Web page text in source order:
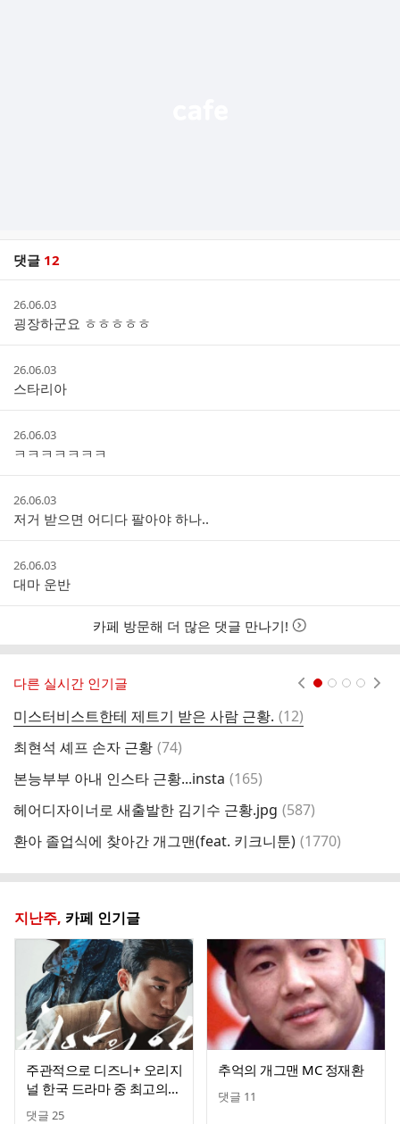
댓글 12
스
작
성
시
간
26.06.03
굉장하군요 ㅎㅎㅎㅎㅎ
작
성
시
간
26.06.03
스타리아
작
성
시
간
26.06.03
ㅋㅋㅋㅋㅋㅋㅋ
작
성
시
간
26.06.03
저거 받으면 어디다 팔아야 하나..
작
성
시
간
26.06.03
대마 운반
카페 방문해 더 많은 댓글 만나기!
다른 실시간 인기글
미스터비스트한테 제트기 받은 사람 근황. 댓
글
(12)
최현석 셰프 손자 근황 댓
(74)
본능부부 아내 인스타 근황...insta 댓
(165)
헤어디자이너로 새출발한 김기수 근황.jpg 댓
(587)
환아 졸업식에 찾아간 개그맨(feat. 키크니툰) 댓
(1770)
지난주, 카페 인기글
주관적으로 디즈니+ 오리지
널 한국 드라마 중 최고의
작품이라 생각하는 드라마
댓글 25
추억의 개그맨 MC 정재환
댓글 11